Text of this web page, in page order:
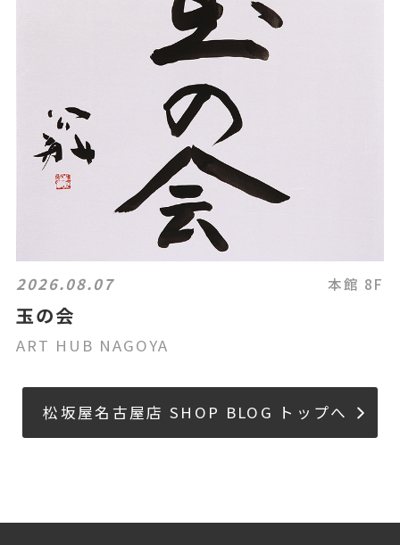
2026.08.07 本館 8F
玉の会
ART HUB NAGOYA
松坂屋名古屋店 SHOP BLOG トップへ